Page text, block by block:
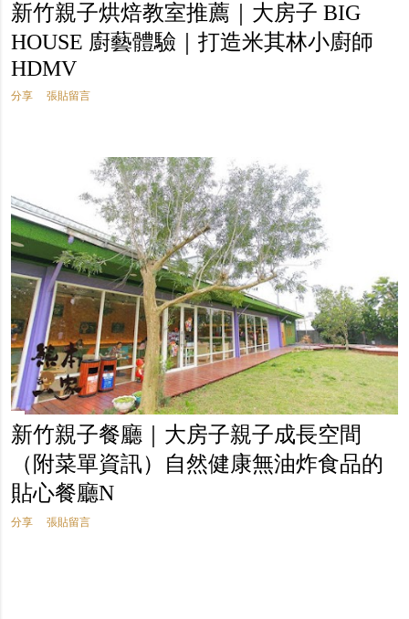
新竹親子烘焙教室推薦｜大房子 BIG
HOUSE 廚藝體驗｜打造米其林小廚師
HDMV
分享 張貼留言
新竹親子餐廳｜大房子親子成長空間
（附菜單資訊）自然健康無油炸食品的
貼心餐廳N
分享 張貼留言